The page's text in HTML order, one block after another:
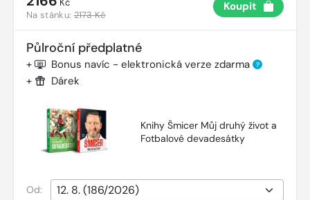
Na stánku:2173 Kč
Koupit
Půlroční předplatné
+ Bonus navíc - elektronická verze zdarma ?
+ Dárek
Knihy Šmicer Můj druhý život a
Fotbalové devadesátky
Od: